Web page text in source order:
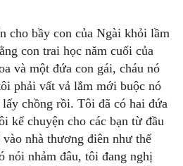
cho bầy con của Ngài khỏi lầm
con trai học năm cuối của
và một đứa con gái, cháu nó
phải vất vả lắm mới buộc nó
chồng rồi. Tôi đã có hai đứa
kể chuyện cho các bạn từ đầu
nhà thương điên như thế
nói nhảm đâu, tôi đang nghị